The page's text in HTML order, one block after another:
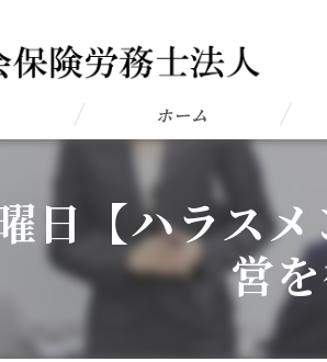
ホーム
日【ハラス
営